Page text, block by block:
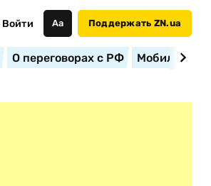
Войти Аа Поддержать ZN.ua
О переговорах с РФ